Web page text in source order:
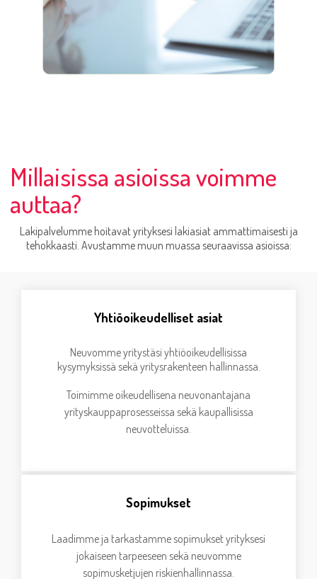
Millaisissa asioissa voimme
auttaa?
Lakipalvelumme hoitavat yrityksesi lakiasiat ammattimaisesti ja
tehokkaasti. Avustamme muun muassa seuraavissa asioissa:
Yhtiöoikeudelliset asiat
Neuvomme yritystäsi yhtiöoikeudellisissa
kysymyksissä sekä yritysrakenteen hallinnassa.
Toimimme oikeudellisena neuvonantajana
yrityskauppaprosesseissa sekä kaupallisissa
neuvotteluissa.
Sopimukset
Laadimme ja tarkastamme sopimukset yrityksesi
jokaiseen tarpeeseen sekä neuvomme
sopimusketjujen riskienhallinnassa.